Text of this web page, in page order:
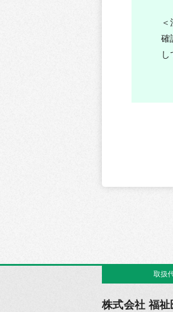
＜
確
し
取扱
株式会社 福